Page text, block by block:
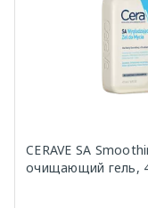
CERAVE SA
очищающий гель,